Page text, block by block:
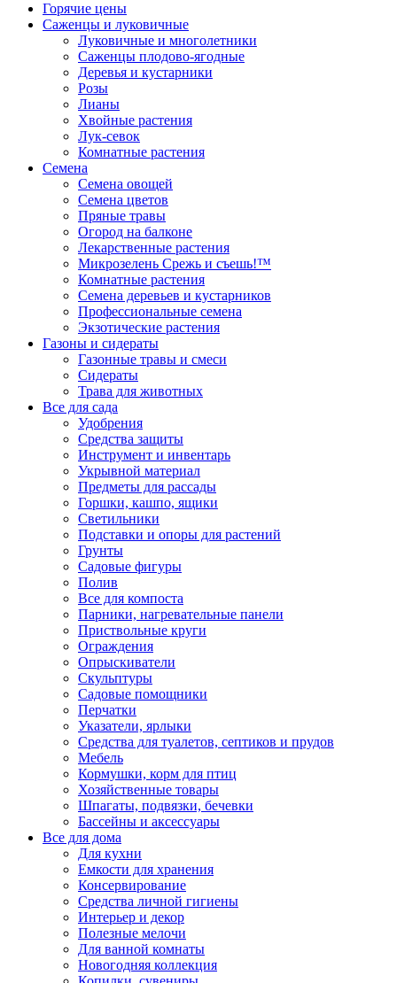
Горячие цены
Саженцы и луковичные
Луковичные и многолетники
Саженцы плодово-ягодные
Деревья и кустарники
Розы
Лианы
Хвойные растения
Лук-севок
Комнатные растения
Семена
Семена овощей
Семена цветов
Пряные травы
Огород на балконе
Лекарственные растения
Микрозелень Срежь и съешь!™
Комнатные растения
Семена деревьев и кустарников
Профессиональные семена
Экзотические растения
Газоны и сидераты
Газонные травы и смеси
Сидераты
Трава для животных
Все для сада
Удобрения
Средства защиты
Инструмент и инвентарь
Укрывной материал
Предметы для рассады
Горшки, кашпо, ящики
Светильники
Подставки и опоры для растений
Грунты
Садовые фигуры
Полив
Все для компоста
Парники, нагревательные панели
Приствольные круги
Ограждения
Опрыскиватели
Скульптуры
Садовые помощники
Перчатки
Указатели, ярлыки
Средства для туалетов, септиков и прудов
Мебель
Кормушки, корм для птиц
Хозяйственные товары
Шпагаты, подвязки, бечевки
Бассейны и аксессуары
Все для дома
Для кухни
Емкости для хранения
Консервирование
Средства личной гигиены
Интерьер и декор
Полезные мелочи
Для ванной комнаты
Новогодняя коллекция